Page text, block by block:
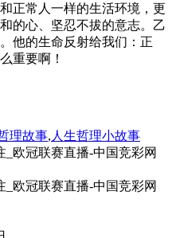
常人一样的生活环境，更
的心、坚忍不拔的意志。乙
他的生命反射给我们：正
重要啊！
理故事, 人生哲理小故事
欧冠联赛直播-中国竞彩网
欧冠联赛直播-中国竞彩网